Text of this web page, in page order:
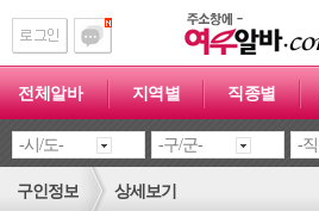
전체알바 지역별 직종별
구인정보 상세보기